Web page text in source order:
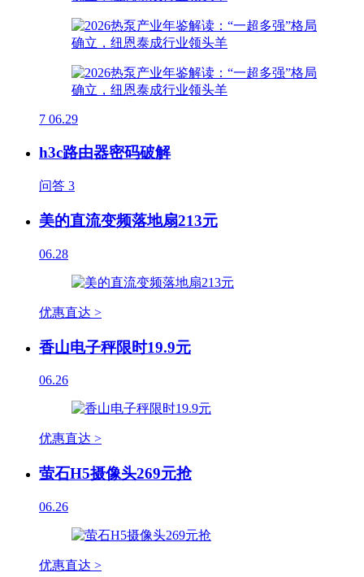
7 06.29
h3c路由器密码破解
问答 3
美的直流变频落地扇213元
06.28
优惠直达 >
香山电子秤限时19.9元
06.26
优惠直达 >
萤石H5摄像头269元抢
06.26
优惠直达 >